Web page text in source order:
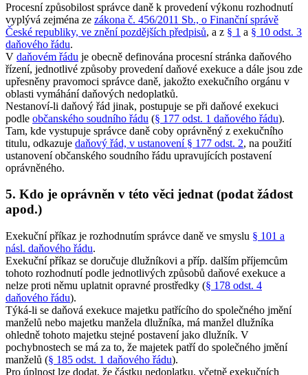
Procesní způsobilost správce daně k provedení výkonu rozhodnutí
vyplývá zejména ze zákona č. 456/2011 Sb., o Finanční správě
České republiky, ve znění pozdějších předpisů, a z § 1 a § 10 odst. 3
daňového řádu.
V daňovém řádu je obecně definována procesní stránka daňového
řízení, jednotlivé způsoby provedení daňové exekuce a dále jsou zde
upřesněny pravomoci správce daně, jakožto exekučního orgánu v
oblasti vymáhání daňových nedoplatků.
Nestanoví-li daňový řád jinak, postupuje se při daňové exekuci
podle občanského soudního řádu (§ 177 odst. 1 daňového řádu).
Tam, kde vystupuje správce daně coby oprávněný z exekučního
titulu, odkazuje daňový řád, v ustanovení § 177 odst. 2, na použití
ustanovení občanského soudního řádu upravujících postavení
oprávněného.
5. Kdo je oprávněn v této věci jednat (podat žádost
apod.)
Exekuční příkaz je rozhodnutím správce daně ve smyslu § 101 a
násl. daňového řádu.
Exekuční příkaz se doručuje dlužníkovi a příp. dalším příjemcům
tohoto rozhodnutí podle jednotlivých způsobů daňové exekuce a
nelze proti němu uplatnit opravné prostředky (§ 178 odst. 4
daňového řádu).
Týká-li se daňová exekuce majetku patřícího do společného jmění
manželů nebo majetku manžela dlužníka, má manžel dlužníka
ohledně tohoto majetku stejné postavení jako dlužník. V
pochybnostech se má za to, že majetek patří do společného jmění
manželů (§ 185 odst. 1 daňového řádu).
Pro úplnost lze dodat, že částku nedoplatku, včetně exekučních